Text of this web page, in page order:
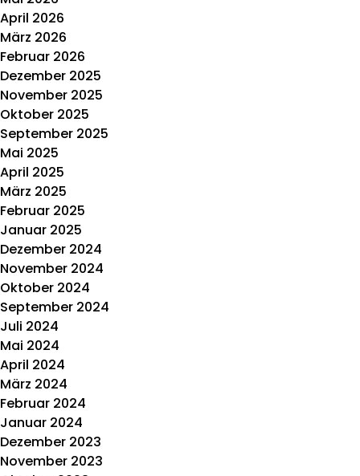
April 2026
März 2026
Februar 2026
Dezember 2025
November 2025
Oktober 2025
September 2025
Mai 2025
April 2025
März 2025
Februar 2025
Januar 2025
Dezember 2024
November 2024
Oktober 2024
September 2024
Juli 2024
Mai 2024
April 2024
März 2024
Februar 2024
Januar 2024
Dezember 2023
November 2023